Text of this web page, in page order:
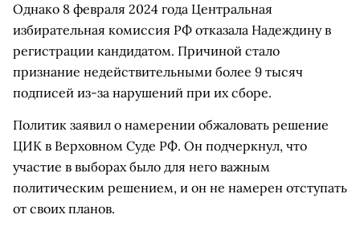
Однако 8 февраля 2024 года Центральная
избирательная комиссия РФ отказала Надеждину в
регистрации кандидатом. Причиной стало
признание недействительными более 9 тысяч
подписей из-за нарушений при их сборе.
Политик заявил о намерении обжаловать решение
ЦИК в Верховном Суде РФ. Он подчеркнул, что
участие в выборах было для него важным
политическим решением, и он не намерен отступать
от своих планов.